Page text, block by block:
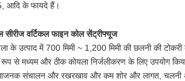
आदि के फायदे हैं।
सीरीज वर्टिकल फाइन कोल सेंट्रीफ्यूज
के उत्पाद में 700 मिमी ~ 1,200 मिमी की छलनी की
से मध्यम और ठीक कोयला निर्जलीकरण के लिए उपयोग
संचालन और रखरखाव और कम शोर और लागत,